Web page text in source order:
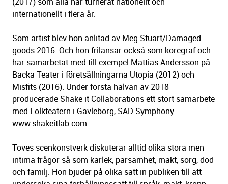
internationellt i flera år.
Som artist blev hon anlitad av Meg Stuart/Damaged
goods 2016. Och hon frilansar också som koregraf och
har samarbetat med till exempel Mattias Andersson på
Backa Teater i företsällningarna Utopia (2012) och
Misfits (2016). Under första halvan av 2018
producerade Shake it Collaborations ett stort samarbete
med Folkteatern i Gävleborg, SAD Symphony.
www.shakeitlab.com
Toves scenkonstverk diskuterar alltid olika stora men
intima frågor så som kärlek, parsamhet, makt, sorg, död
och familj. Hon bjuder på olika sätt in publiken till att